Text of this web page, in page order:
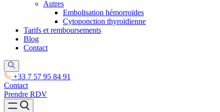
Autres
Embolisation hémorroïdes
Cytoponction thyroïdienne
Tarifs et remboursements
Blog
Contact
+33 7 57 95 84 91
Contact
Prendre RDV